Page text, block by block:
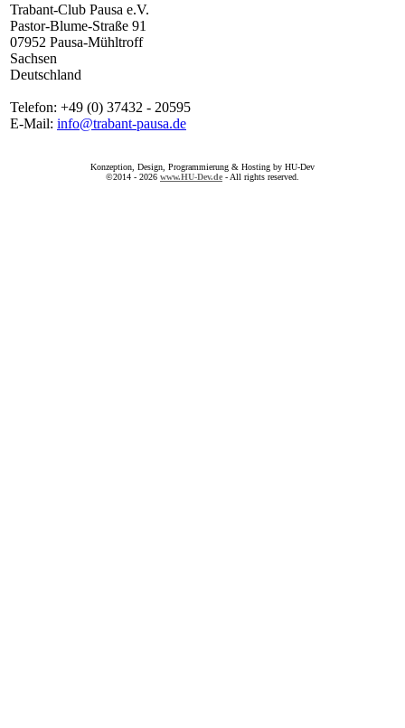
Trabant-Club Pausa e.V.
Pastor-Blume-Straße 91
07952 Pausa-Mühltroff
Sachsen
Deutschland
Telefon: +49 (0) 37432 - 20595
E-Mail: info@trabant-pausa.de
Konzeption, Design, Programmierung & Hosting by HU-Dev
©2014 - 2026 www.HU-Dev.de - All rights reserved.